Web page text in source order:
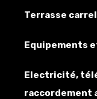
Terrasse
Equipements
Electricité,
raccordement